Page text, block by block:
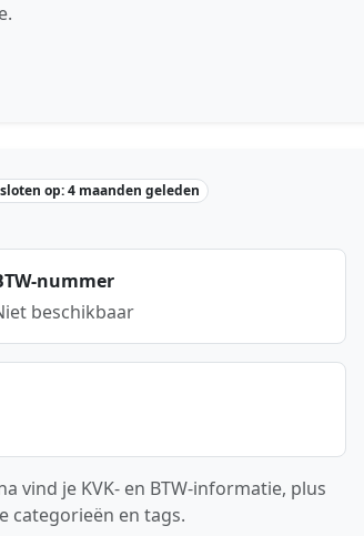
op: 4 maanden geleden
nummer
beschikbaar
vind je KVK- en BTW-informatie, plus
categorieën en tags.